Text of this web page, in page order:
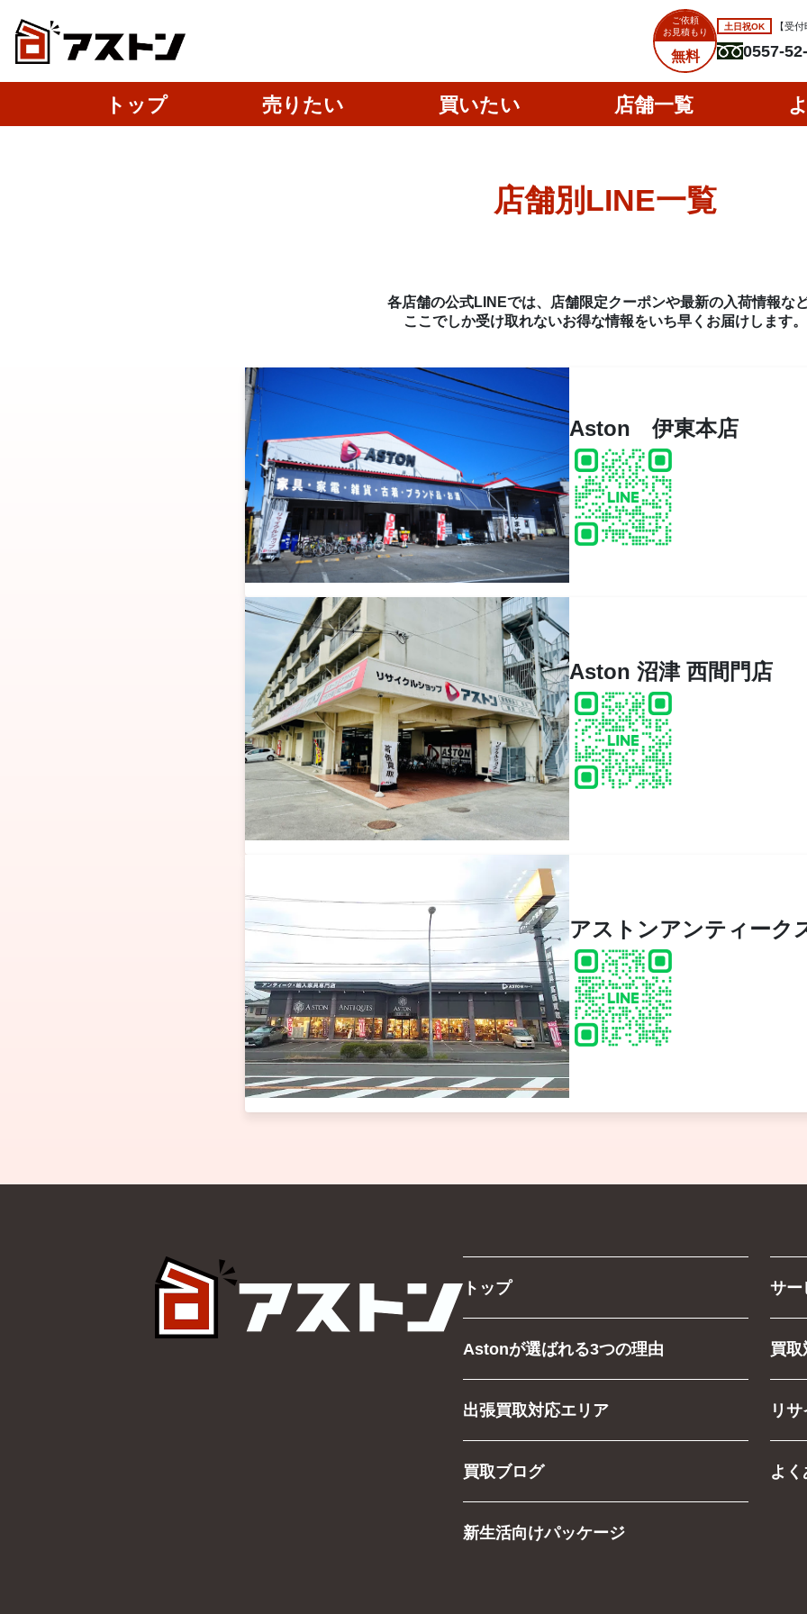
ご依頼
お見積もり
無料
土日祝OK 【受
0557-
トップ 売りたい 買いたい 店舗一覧
店舗別LINE一覧
各店舗の公式LINEでは、店舗限定クーポンや最新の入荷情報な
ここでしか受け取れないお得な情報をいち早くお届けします。
Aston 伊東本店
Aston 沼津 西間門店
アストンアンティーク
トップ サー
Astonが選ばれる3つの理由 買取
出張買取対応エリア リ
買取ブログ よ
新生活向けパッケージ